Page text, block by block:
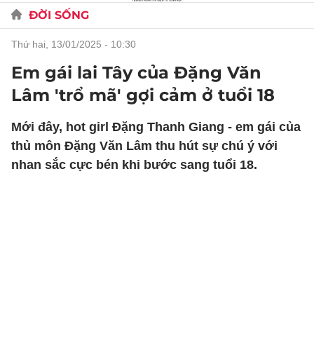
ĐỜI SỐNG
thứ hai, 13/01/2025 - 10:30
Em gái lai Tây của Đặng Văn
Lâm 'trổ mã' gợi cảm ở tuổi 18
Mới đây, hot girl Đặng Thanh Giang - em gái của
thủ môn Đặng Văn Lâm thu hút sự chú ý với
nhan sắc cực bén khi bước sang tuổi 18.